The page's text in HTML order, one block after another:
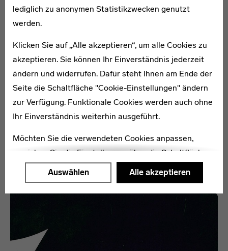
lediglich zu anonymen Statistikzwecken genutzt
werden.
Klicken Sie auf „Alle akzeptieren“, um alle Cookies zu
akzeptieren. Sie können Ihr Einverständnis jederzeit
ändern und widerrufen. Dafür steht Ihnen am Ende der
Seite die Schaltfläche "Cookie-Einstellungen" ändern
zur Verfügung. Funktionale Cookies werden auch ohne
Ihr Einverständnis weiterhin ausgeführt.
Möchten Sie die verwendeten Cookies anpassen,
erreichen Sie die Einstellungen über die Schaltfläche
"Auswählen".
Auswählen Alle akzeptieren